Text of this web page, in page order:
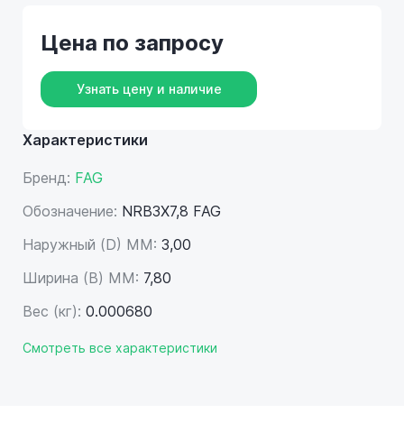
Характеристики
Бренд: FAG
Обозначение: NRB3X7,8 FAG
Наружный (D) ММ: 3,00
Ширина (B) MM: 7,80
Вес (кг): 0.000680
Смотреть все характеристики
Цена по запросу
Узнать цену и наличие